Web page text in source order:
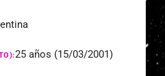
25 años (15/03/2001)